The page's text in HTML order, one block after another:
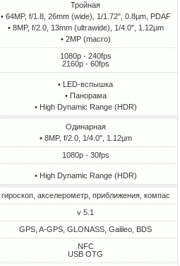
Тройная
• 64MP, f/1.8, 26mm (wide), 1/1.72", 0.8µm, PDAF
• 8MP, f/2.0, 13mm (ultrawide), 1/4.0", 1.12µm
• 2MP (macro)
1080p - 240fps
2160p - 60fps
• LED-вспышка
• Панорама
• High Dynamic Range (HDR)
Одинарная
• 8MP, f/2.0, 1/4.0", 1.12µm
1080p - 30fps
• High Dynamic Range (HDR)
гироскоп, акселерометр, приближения, компас
v 5.1
GPS, A-GPS, GLONASS, Galileo, BDS
NFC
USB OTG